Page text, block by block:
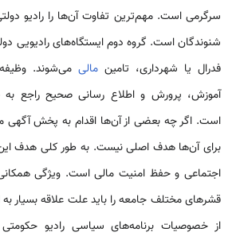
سرگرمی است. مهم‌ترین تفاوت آن‌ها را رادیو
شنوندگان است. گروه دوم ایستگاه‌های رادیویی
فدرال یا شهرداری، تامین مالی می‌شوند.
آموزش، پرورش و اطلاع رسانی صحیح راجع
است. اگر چه بعضی از آن‌ها اقدام به پخش آگهی
برای آن‌ها هدف اصلی نیست. به طور کلی هدف
اجتماعی و حفظ امنیت مالی است. ویژگی
قشرهای مختلف جامعه را باید علت علاقه بسیار
از خصوصیات برنامه‌های سیاسی رادیو